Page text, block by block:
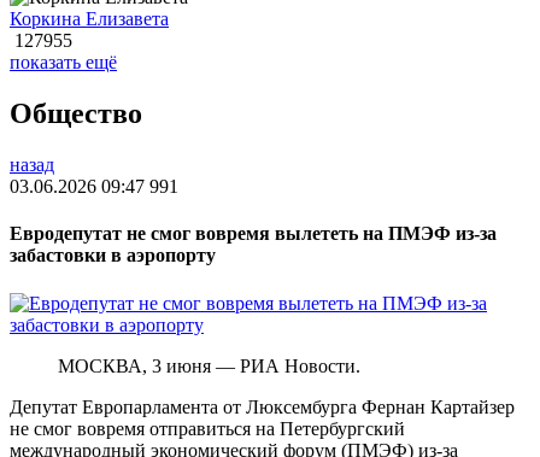
Коркина Елизавета
127955
показать ещё
Общество
назад
03.06.2026 09:47 991
Евродепутат не смог вовремя вылететь на ПМЭФ из-за
забастовки в аэропорту
МОСКВА, 3 июня — РИА Новости.
Депутат Европарламента от Люксембурга Фернан Картайзер
не смог вовремя отправиться на Петербургский
международный экономический форум (ПМЭФ) из-за